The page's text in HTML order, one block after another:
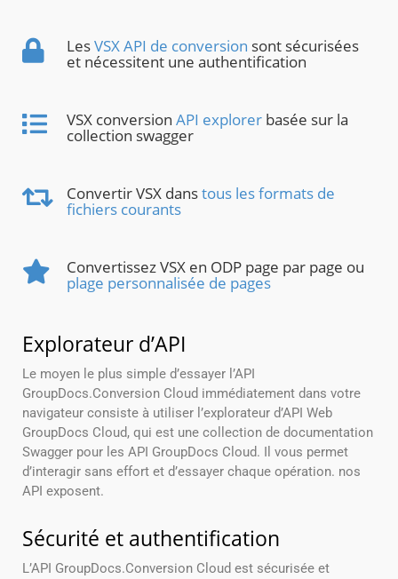
LesVSX API de conversion sont sécurisées
et nécessitent une authentification
VSX conversion API explorer basée sur la
collection swagger
Convertir VSX danstous les formats de
fichiers courants
Convertissez VSX en ODP page par page ou
plage personnalisée de pages
Explorateur d’API
Le moyen le plus simple d’essayer l’API
GroupDocs.Conversion Cloud immédiatement dans votre
navigateur consiste à utiliser l’explorateur d’API Web
GroupDocs Cloud, qui est une collection de documentation
Swagger pour les API GroupDocs Cloud. Il vous permet
d’interagir sans effort et d’essayer chaque opération. nos
API exposent.
Sécurité et authentification
L’API GroupDocs.Conversion Cloud est sécurisée et